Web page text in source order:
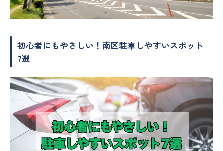
初心者にもやさしい！南区駐車しやすいスポット
7選